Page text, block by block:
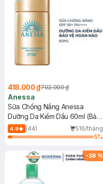
418.000 ₫702.000 ₫
Anessa
Sữa Chống Nắng Anessa
Dưỡng Da Kiềm Dầu 60ml (Bản
Mới)
4.9 (44)
516/tháng
5%
-38 %